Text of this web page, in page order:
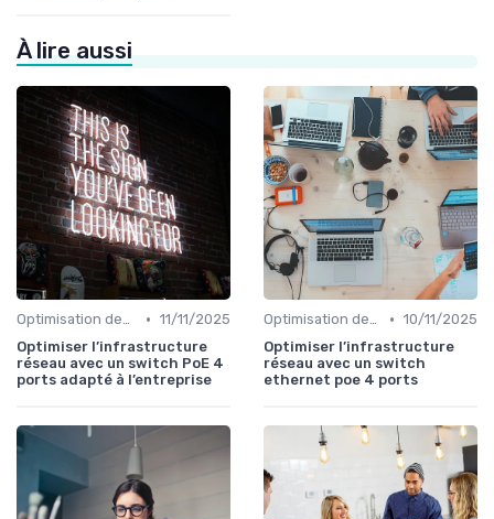
À lire aussi
Optimisation des infrastructures IT • 11/11/2025
Optimiser l’infrastructure
réseau avec un switch PoE 4
ports adapté à l’entreprise
Optimisation des infrastructures IT • 10/11/2025
Optimiser l’infrastructure
réseau avec un switch
ethernet poe 4 ports